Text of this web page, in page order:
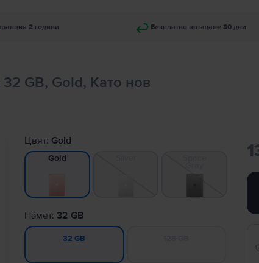
2 години Безплатно връщане 30 дни
32 GB, Gold, Като нов
Цвят: Gold
Gold
Памет: 32 GB
32 GB